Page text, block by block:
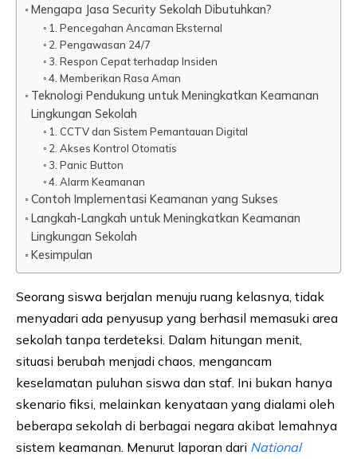
Mengapa Jasa Security Sekolah Dibutuhkan?
1. Pencegahan Ancaman Eksternal
2. Pengawasan 24/7
3. Respon Cepat terhadap Insiden
4. Memberikan Rasa Aman
Teknologi Pendukung untuk Meningkatkan Keamanan
Lingkungan Sekolah
1. CCTV dan Sistem Pemantauan Digital
2. Akses Kontrol Otomatis
3. Panic Button
4. Alarm Keamanan
Contoh Implementasi Keamanan yang Sukses
Langkah-Langkah untuk Meningkatkan Keamanan
Lingkungan Sekolah
Kesimpulan
Seorang siswa berjalan menuju ruang kelasnya, tidak
menyadari ada penyusup yang berhasil memasuki area
sekolah tanpa terdeteksi. Dalam hitungan menit,
situasi berubah menjadi chaos, mengancam
keselamatan puluhan siswa dan staf. Ini bukan hanya
skenario fiksi, melainkan kenyataan yang dialami oleh
beberapa sekolah di berbagai negara akibat lemahnya
sistem keamanan. Menurut laporan dari National